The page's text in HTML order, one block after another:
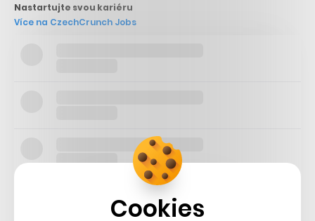
Nastartujte svou kariéru
Více na CzechCrunch Jobs
Cookies